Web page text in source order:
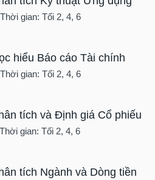
gian: Tối 2, 4, 6
hiểu Báo cáo Tài chính
gian: Tối 2, 4, 6
tích và Định giá Cổ phiếu
gian: Tối 2, 4, 6
tích Ngành và Dòng tiền